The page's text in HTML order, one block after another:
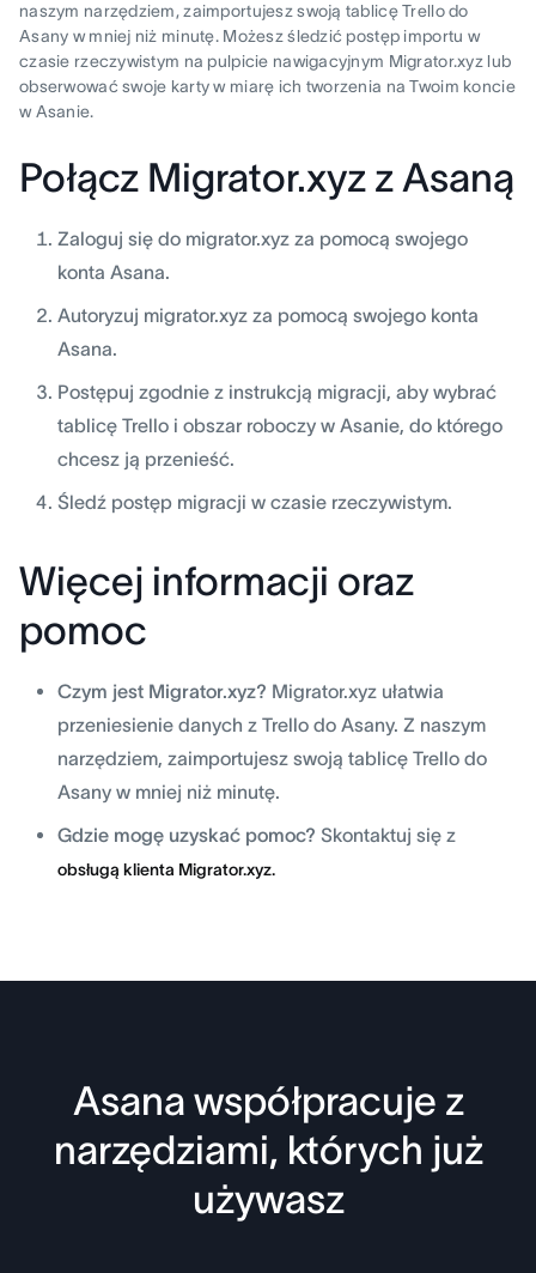
naszym narzędziem, zaimportujesz swoją tablicę Trello do
Asany w mniej niż minutę. Możesz śledzić postęp importu w
czasie rzeczywistym na pulpicie nawigacyjnym Migrator.xyz lub
obserwować swoje karty w miarę ich tworzenia na Twoim koncie
w Asanie.
Połącz Migrator.xyz z Asaną
Zaloguj się do migrator.xyz za pomocą swojego
konta Asana.
Autoryzuj migrator.xyz za pomocą swojego konta
Asana.
Postępuj zgodnie z instrukcją migracji, aby wybrać
tablicę Trello i obszar roboczy w Asanie, do którego
chcesz ją przenieść.
Śledź postęp migracji w czasie rzeczywistym.
Więcej informacji oraz
pomoc
Czym jest Migrator.xyz? Migrator.xyz ułatwia
przeniesienie danych z Trello do Asany. Z naszym
narzędziem, zaimportujesz swoją tablicę Trello do
Asany w mniej niż minutę.
Gdzie mogę uzyskać pomoc? Skontaktuj się z
obsługą klienta Migrator.xyz.
Asana współpracuje z
narzędziami, których już
używasz